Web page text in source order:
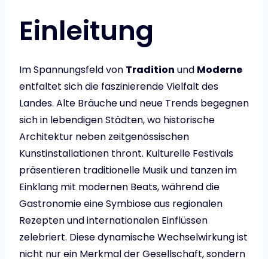
Einleitung
Im Spannungsfeld von Tradition und Moderne
entfaltet sich die faszinierende Vielfalt des
Landes. Alte Bräuche und neue Trends begegnen
sich in lebendigen Städten, wo historische
Architektur neben zeitgenössischen
Kunstinstallationen thront. Kulturelle Festivals
präsentieren traditionelle Musik und tanzen im
Einklang mit modernen Beats, während die
Gastronomie eine Symbiose aus regionalen
Rezepten und internationalen Einflüssen
zelebriert. Diese dynamische Wechselwirkung ist
nicht nur ein Merkmal der Gesellschaft, sondern